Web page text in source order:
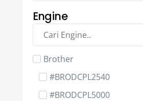
3D Spare Part - Compatible
3D Spare Part - Creality
3D Spare Part - Elegoo
Engine
Brother
#BRODCPL2540
#BRODCPL5000